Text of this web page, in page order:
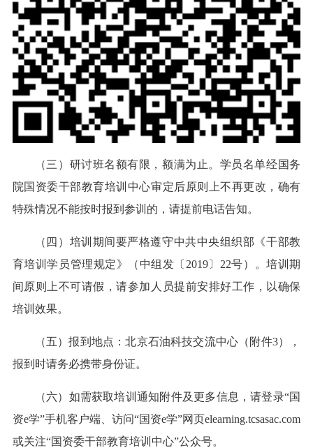
（三）研讨班名额有限，额满为止。学员名单经国务
院国资委干部教育培训中心审定后原则上不再更改，确有
特殊情况不能按时报到参训的，请提前电话告知。
（四）培训期间要严格遵守中共中央组织部《干部教
育培训学员管理规定》（中组发〔2019〕22号）。培训期
间原则上不可请假，请参加人员提前安排好工作，以确保
培训效果。
（五）报到地点：北京石油科技交流中心（附件3），
报到时请务必携带身份证。
（六）如需获取培训通知附件及更多信息，请登录“国
资e学”手机客户端、访问“国资e学”网页elearning.tcsasac.com
或关注“国资委干部教育培训中心”公众号。